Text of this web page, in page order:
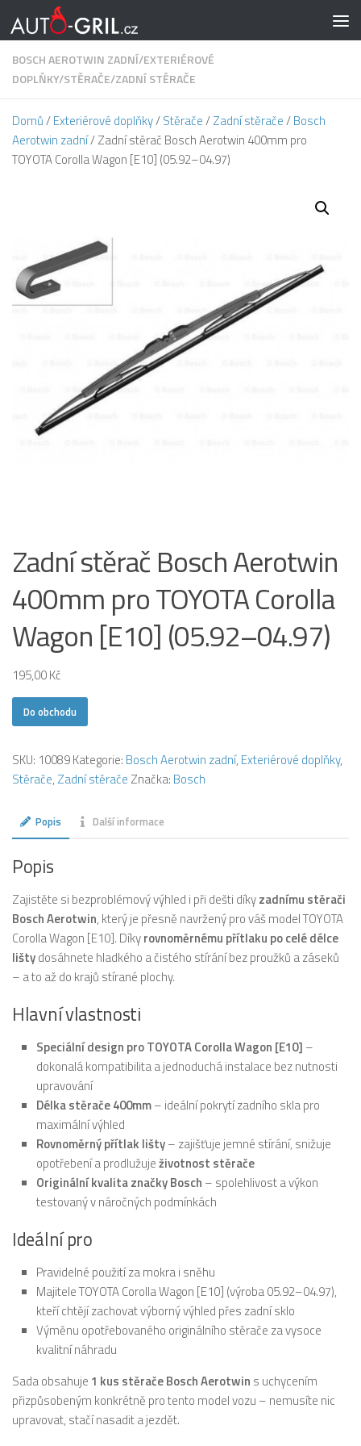
Skip to content
BOSCH AEROTWIN ZADNÍ/EXTERIÉROVÉ
DOPLŇKY/STĚRAČE/ZADNÍ STĚRAČE
Domů/Exteriérové doplňky/Stěrače/Zadní stěrače/Bosch
Aerotwin zadní/ Zadní stěrač Bosch Aerotwin 400mm pro
TOYOTA Corolla Wagon [E10] (05.92–04.97)
Zadní stěrač Bosch Aerotwin
400mm pro TOYOTA Corolla
Wagon [E10] (05.92–04.97)
195,00Kč
Do obchodu
SKU: 10089Kategorie: Bosch Aerotwin zadní, Exteriérové doplňky,
Stěrače, Zadní stěrače Značka: Bosch
Popis Další informace
Popis
Zajistěte si bezproblémový výhled i při dešti díkyzadnímu stěrači
Bosch Aerotwin, který je přesně navržený pro váš model TOYOTA
Corolla Wagon [E10]. Díkyrovnoměrnému přítlaku po celé délce
lištydosáhnete hladkého a čistého stírání bez proužků a záseků
– a to až do krajů stírané plochy.
Hlavní vlastnosti
Speciální design pro TOYOTA Corolla Wagon [E10] –
dokonalá kompatibilita a jednoduchá instalace bez nutnosti
upravování
Délka stěrače 400mm– ideální pokrytí zadního skla pro
maximální výhled
Rovnoměrný přítlak lišty– zajišťuje jemné stírání, snižuje
opotřebení a prodlužuježivotnost stěrače
Originální kvalita značky Bosch – spolehlivost a výkon
testovaný v náročných podmínkách
Ideální pro
Pravidelné použití za mokra i sněhu
Majitele TOYOTA Corolla Wagon [E10] (výroba 05.92–04.97),
kteří chtějí zachovat výborný výhled přes zadní sklo
Výměnu opotřebovaného originálního stěrače za vysoce
kvalitní náhradu
Sada obsahuje 1 kus stěrače Bosch Aerotwin s uchycením
přizpůsobeným konkrétně pro tento model vozu – nemusíte nic
upravovat, stačí nasadit a jezdět.